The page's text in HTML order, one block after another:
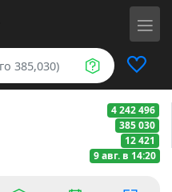
4 242 496
385 030
12 421
9 авг. в 14:20